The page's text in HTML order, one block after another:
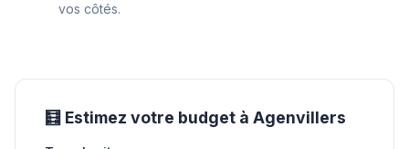
vos côtés.
🧮 Estimez votre budget à Agenvillers